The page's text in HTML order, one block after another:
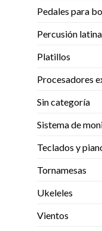
Pedales para
Percusión latina
Platillos
Procesadores
Sin categoría
Sistema de
Teclados y
Tornamesas
Ukeleles
Vientos